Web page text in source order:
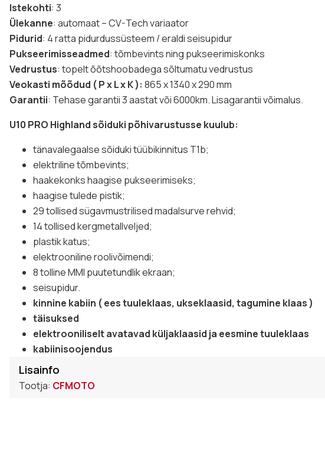
Istekohti: 3
Ülekanne: automaat – CV-Tech variaator
Pidurid: 4 ratta pidurdussüsteem / eraldi seisupidur
Pukseerimisseadmed: tõmbevints ning pukseerimiskonks
Vedrustus: topelt õõtshoobadega sõltumatu vedrustus
Veokasti mõõdud ( P x L x K ): 865 x 1340 x 290 mm
Garantii: Tehase garantii 3 aastat või 6000km. Lisagarantii võimalus.
U10 PRO Highlandsõiduki põhivarustusse kuulub:
tänavalegaalse sõiduki tüübikinnitus T1b;
elektriline tõmbevints;
haakekonks haagise pukseerimiseks;
haagise tulede pistik;
29 tollised sügavmustrilised madalsurve rehvid;
14 tollised kergmetallveljed;
plastik katus;
elektrooniline roolivõimendi;
8 tolline MMI puutetundlik ekraan;
seisupidur.
kinnine kabiin ( ees tuuleklaas, ukseklaasid, tagumine klaas )
täisuksed
elektrooniliselt avatavad küljaklaasid ja eesmine tuuleklaas
kabiinisoojendus
Lisainfo
Tootja: CFMOTO